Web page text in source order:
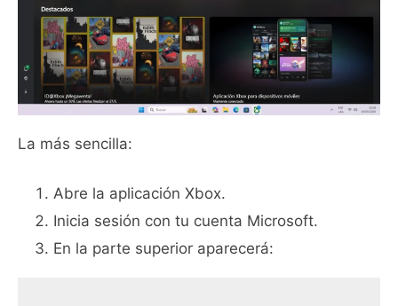
La más sencilla:
Abre la aplicación Xbox.
Inicia sesión con tu cuenta Microsoft.
En la parte superior aparecerá: